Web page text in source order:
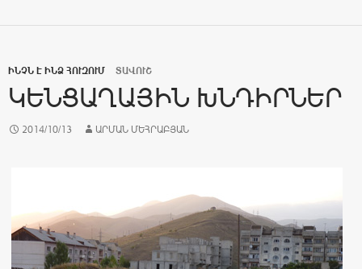
ԻՆՉՆ Է ԻՆՁ ՀՈՒԶՈՒՄ ՏԱՎՈՒՇ
ԿԵՆՑԱՂԱՅԻՆ ԽՆԴԻՐՆԵՐ
2014/10/13 ԱՐՄԱՆ ՄԵՀՐԱԲՅԱՆ